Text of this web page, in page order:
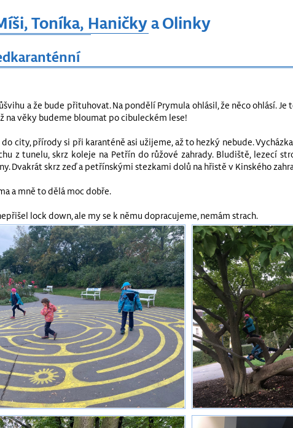
Toníka, Haničky a Olinky
a že bude přituhovat. Na pondělí Prymula ohlásil, že něco ohlásí.
na věky budeme bloumat po cibuleckém lese!
city, přírody si při karanténě asi užijeme, až to hezký nebude.
z tunelu, skrz koleje na Petřín do růžové zahrady. Bludiště, lezecí
Dvakrát skrz zeď a petřínskými stezkami dolů na hřistě v Kinského
a mně to dělá moc dobře.
lock down, ale my se k němu dopracujeme, nemám strach.